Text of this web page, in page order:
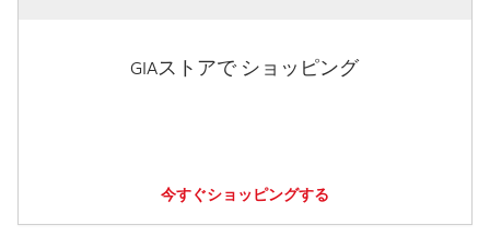
GIAストアで ショッピング
今すぐショッピングする